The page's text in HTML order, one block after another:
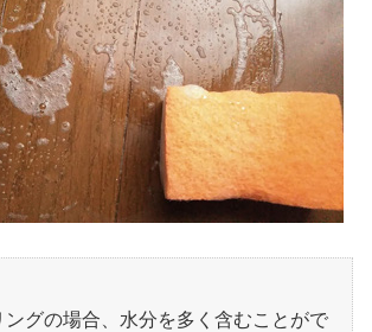
グの場合、水分を多く含むことがで